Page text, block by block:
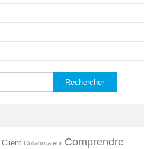
Client Collaborateur Comprendre